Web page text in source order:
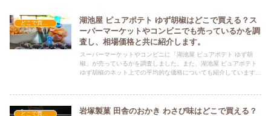
湖池屋 ピュアポテト ゆず胡椒はどこで買える？ス
ーパーマーケットやコンビニでも売っているかを調
査し、相場価格と共に紹介します。
スーパーマーケットやコンビニに「湖池屋 ピュアポテト ゆず胡
椒」が売っているかを調査しました。また、湖池屋 ピュアポテト
ゆず胡椒のネット上での平均的な価格についても紹介しています。
岩塚製菓 田舎のおかき わさび味はどこで買える？